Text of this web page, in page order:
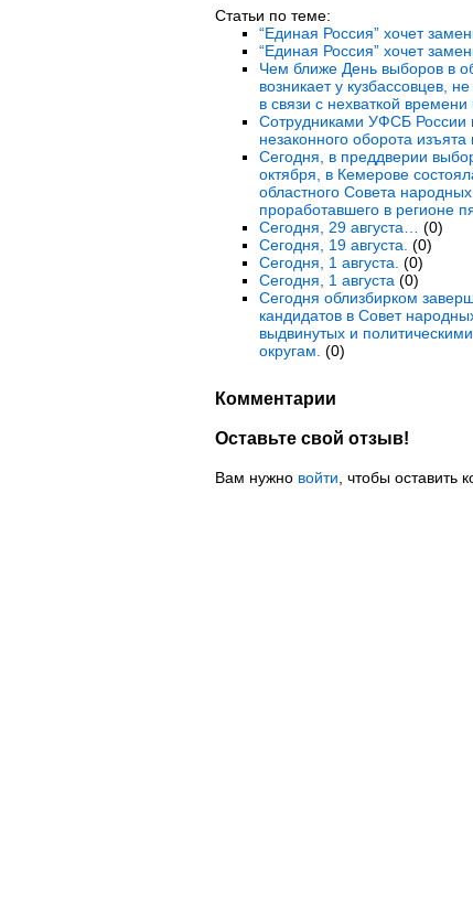
Статьи по теме:
“Единая Россия” хочет
“Единая Россия” хочет
Чем ближе День выборов в
возникает у кузбассовцев,
в связи с нехваткой
Сотрудниками УФСБ России
незаконного оборота изъята
Сегодня, в преддверии
октября, в Кемерове
областного Совета народных
проработавшего в регионе
Сегодня, 29 августа…
(0)
Сегодня, 19 августа. (0)
Сегодня, 1 августа. (0)
Сегодня, 1 августа (0)
Сегодня облизбирком
кандидатов в Совет
выдвинутых и
округам. (0)
Комментарии
Оставьте свой отзыв!
Вам нужно войти , чтобы оставить